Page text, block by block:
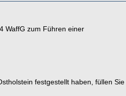
WaffG zum Führen einer
festgestellt haben, füllen Sie